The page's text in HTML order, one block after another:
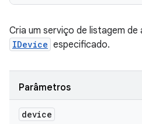
Cria um serviço de listagem de
IDevice especificado.
Parâmetros
device